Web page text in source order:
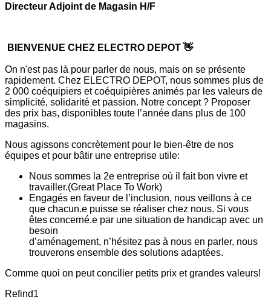
Directeur Adjoint de Magasin H/F
BIENVENUE CHEZ ELECTRO DEPOT 👋
On n'est pas là pour parler de nous, mais on se présente
rapidement. Chez ELECTRO DEPOT, nous sommes plus de
2 000 coéquipiers et coéquipières animés par les valeurs de
simplicité, solidarité et passion. Notre concept ? Proposer
des prix bas, disponibles toute l’année dans plus de 100
magasins.
Nous agissons concrètement pour le bien-être de nos
équipes et pour bâtir une entreprise utile:
Nous sommes la 2e entreprise où il fait bon vivre et
travailler.(Great Place To Work)
Engagés en faveur de l’inclusion, nous veillons à ce
que chacun.e puisse se réaliser chez nous. Si vous
êtes concerné.e par une situation de handicap avec un
besoin
d’aménagement, n’hésitez pas à nous en parler, nous
trouverons ensemble des solutions adaptées.
Comme quoi on peut concilier petits prix et grandes valeurs!
Refind1